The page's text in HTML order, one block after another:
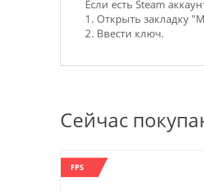
Если есть Steam
1. Открыть закладку
2. Ввести ключ.
Сейчас
FPS